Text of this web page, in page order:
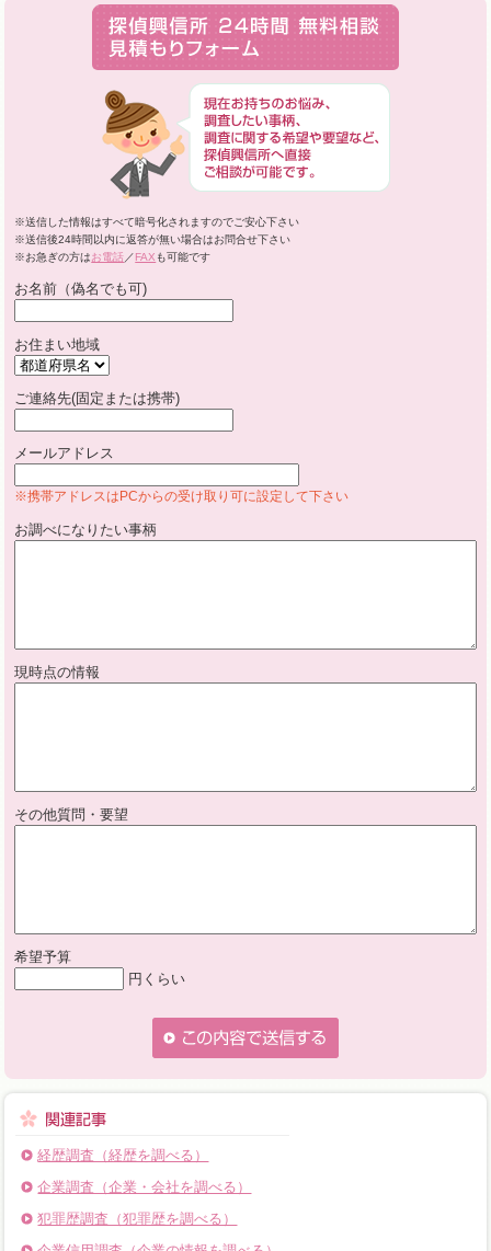
※送信した情報はすべて暗号化されますのでご安心下さい
※送信後24時間以内に返答が無い場合はお問合せ下さい
※お急ぎの方はお電話 ／FAX も可能です
お名前（偽名でも可)
お住まい地域
ご連絡先(固定または携帯)
メールアドレス
※携帯アドレスはPCからの受け取り可に設定して下さい
お調べになりたい事柄
現時点の情報
その他質問・要望
希望予算
円くらい
経歴調査（経歴を調べる）
企業調査（企業・会社を調べる）
犯罪歴調査（犯罪歴を調べる）